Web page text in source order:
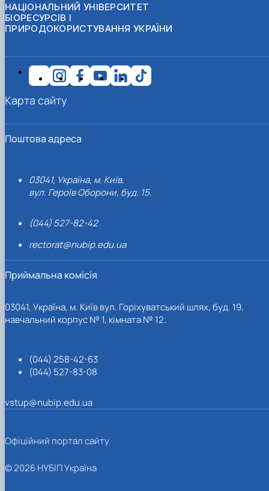
НАЦІОНАЛЬНИЙ УНІВЕРСИТЕТ
БІОРЕСУРСІВ І
ПРИРОДОКОРИСТУВАННЯ УКРАЇНИ
Поштова адреса
03041, Україна, м. Київ,
вул. Героїв Оборони, буд. 15.
(044) 527-82-42
rectorat@nubip.edu.ua
Приймальна комісія
03041, Україна, м. Київ вул. Горіхуватський шлях, буд. 19,
навчальний корпус № 1, кімната № 12.
(044) 258-42-63
(044) 527-83-08
vstup@nubip.edu.ua
Карта сайту
Офіційний портал сайту
© 2026 НУБІП Україна